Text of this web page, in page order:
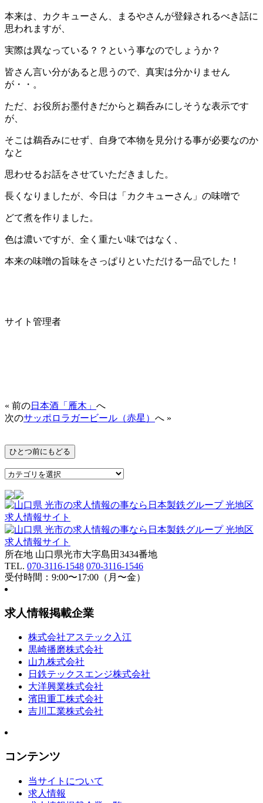
本来は、カクキューさん、まるやさんが登録されるべき話に
思われますが、
実際は異なっている？？という事なのでしょうか？
皆さん言い分があると思うので、真実は分かりません
が・・。
ただ、お役所お墨付きだからと鵜呑みにしそうな表示です
が、
そこは鵜呑みにせず、自身で本物を見分ける事が必要なのか
なと
思わせるお話をさせていただきました。
長くなりましたが、今日は「カクキューさん」の味噌で
どて煮を作りました。
色は濃いですが、全く重たい味ではなく、
本来の味噌の旨味をさっぱりといただける一品でした！
サイト管理者
« 前の日本酒「雁木」 へ
次のサッポロラガービール（赤星） へ »
所在地 山口県光市大字島田3434番地
TEL. 070-3116-1548 070-3116-1546
受付時間：9:00〜17:00（月〜金）
求人情報掲載企業
株式会社アステック入江
黒崎播磨株式会社
山九株式会社
日鉄テックスエンジ株式会社
大洋興業株式会社
濱田重工株式会社
吉川工業株式会社
コンテンツ
当サイトについて
求人情報